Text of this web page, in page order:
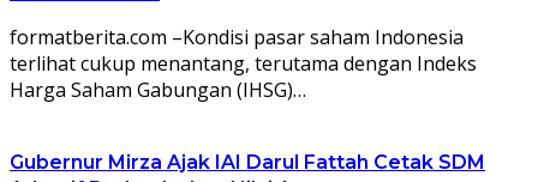
formatberita.com –Kondisi pasar saham Indonesia
terlihat cukup menantang, terutama dengan Indeks
Harga Saham Gabungan (IHSG)…
Gubernur Mirza Ajak IAI Darul Fattah Cetak SDM